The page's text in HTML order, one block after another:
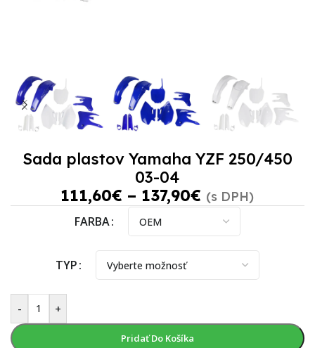
Sada plastov Yamaha YZF 250/450
03-04
111,60€ – 137,90€ (s DPH)
FARBA
TYP
- +
Pridať Do Košíka